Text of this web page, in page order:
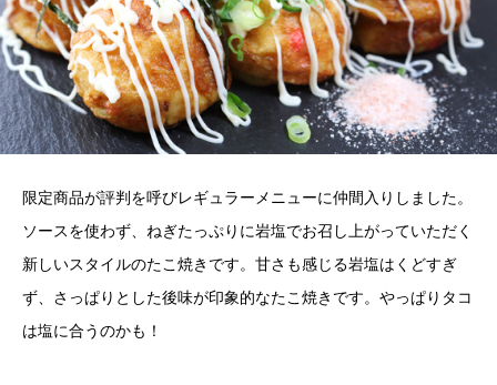
限定商品が評判を呼びレギュラーメニューに仲間入りしました。
ソースを使わず、ねぎたっぷりに岩塩でお召し上がっていただく
新しいスタイルのたこ焼きです。甘さも感じる岩塩はくどすぎ
ず、さっぱりとした後味が印象的なたこ焼きです。やっぱりタコ
は塩に合うのかも！